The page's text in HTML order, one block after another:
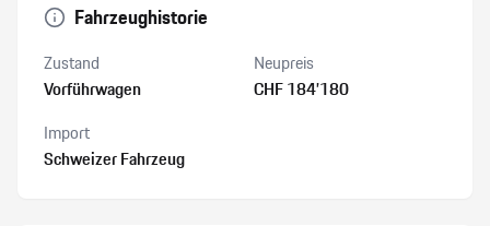
Fahrzeughistorie
Zustand
Vorführwagen
Neupreis
CHF 184’180
Import
Schweizer Fahrzeug